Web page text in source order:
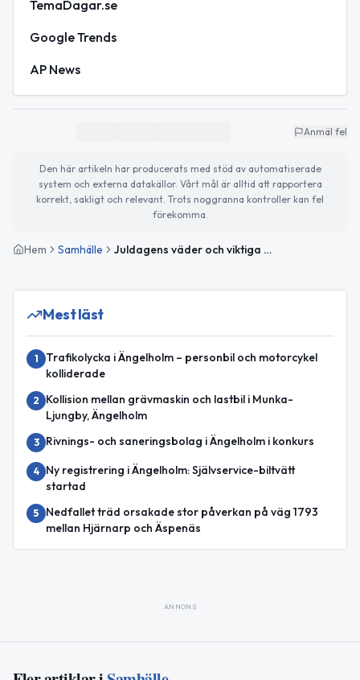
TemaDagar.se
Google Trends
AP News
Anmäl fel
Den här artikeln har producerats med stöd av automatiserade
system och externa datakällor. Vårt mål är alltid att rapportera
korrekt, sakligt och relevant. Trots noggranna kontroller kan fel
förekomma.
Hem Samhälle Juldagens väder och viktiga nyheter från Ängelholm och världen
Mest läst
1
Trafikolycka i Ängelholm – personbil och motorcykel
kolliderade
2
Kollision mellan grävmaskin och lastbil i Munka-
Ljungby, Ängelholm
3 Rivnings- och saneringsbolag i Ängelholm i konkurs
4
Ny registrering i Ängelholm: Självservice-biltvätt
startad
5
Nedfallet träd orsakade stor påverkan på väg 1793
mellan Hjärnarp och Äspenäs
ANNONS